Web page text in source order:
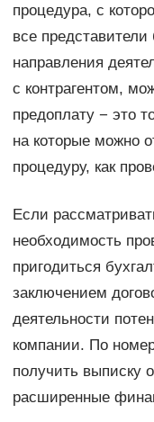
процедура, с
все
направления
с контрагентом,
предоплату − это
на которые можно
процедуру, как
Если
необходимость
пригодиться
заключением
деятельности
компании. По
получить выписку
расширенные